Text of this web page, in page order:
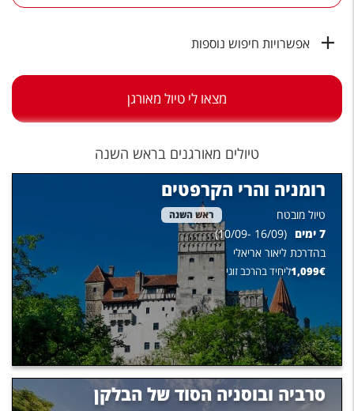
טיסות לחו"ל
מלונות בחו"ל
שירות לקוחות
טופס צור קשר
תקנון
נגישות
עקבו אחרינו
אפשרויות חיפוש נוספות
מצאו לי טיול מאורגן
טיולים מאורגנים בראש השנה
רומניה והרי הקרפטים
טיול מובטח ראש השנה
7 ימים (
16/09
-
10/09
)
בהדרכת ליאור אריאלי
1,099€ ליחיד בהרכב זוגי
סרביה ובוסניה הסוד של הבלקן